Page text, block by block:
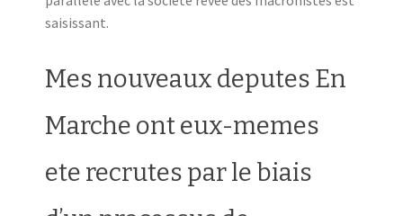
saisissant.
Mes nouveaux deputes En
Marche ont eux-memes
ete recrutes par le biais